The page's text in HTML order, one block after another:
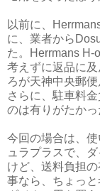
以前に、
に、業者から
た。Herrmans H-
考えずに返品に
ろが天神中央郵
さらに、駐車料
のは有りがたかっ
今回の場合は、
ュラプラスで、
けど、送料負担
事なら、ちょっ